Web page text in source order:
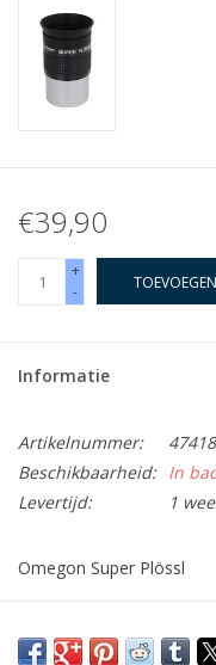
Cadeaubonnen
Merken
€39,90
+
-
Informatie
Artikelnummer:
47418
Beschikbaarheid: In
Levertijd:
1
Omegon Super Plössl
scherpe foto's te maken